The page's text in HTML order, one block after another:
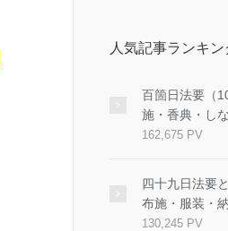
人気記事ランキン
百箇日法要（
施・香典・し
162,675 PV
四十九日法要
布施・服装・
130,245 PV